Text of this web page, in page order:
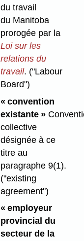
du travail
du Manitoba
prorogée par la
Loi sur les
relations du
travail. ("Labour
Board")
« convention
existante »
collective
désignée à ce
titre au
paragraphe 9(1).
("existing
agreement")
« employeur
provincial du
secteur de la